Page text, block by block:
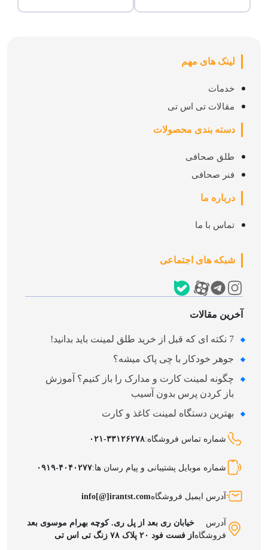
لینک های مهم
خدمات
مقالات تی اس تی
دسته بندی محصولات
طلق صحافی
فنر صحافی
درباره ما
تماس با ما
شبکه های اجتماعی
آخرین مقالات
7 نکته‌ ای که قبل از خرید طلق لمینت باید بدانید!
جوهر خودکار با چی پاک میشه؟
چگونه لمینت کارت و مدارک را باز کنیم؟ آموزش
باز کردن پرس بدون آسیب
بهترین دستگاه لمینت کاغذ و کارت
شماره تماس فروشگاه:۰۲۱-۳۳۱۲۶۲۷۸
شماره موبایل پشتیبانی و پیام رسان ها:۰۹۱۹-۴۰۴۰۲۷۷
آدرس ایمیل فروشگاهinfo[@]irantst.com
آدرس
فروشگاه
خیابان ری بعد از پل ری. کوچه بهرام موسوی بعد
از فست فود ۲۰ پلاک ۷۸ زنگ تی اس تی